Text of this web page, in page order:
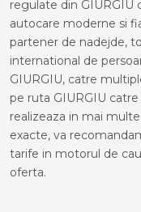
regulate din GIURGIU
autocare moderne si
partener de nadejde,
international de
GIURGIU, catre
pe ruta GIURGIU catre
realizeaza in mai
exacte, va
tarife in motorul de
oferta.